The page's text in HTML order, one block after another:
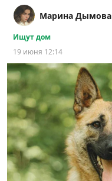
Марина Дымова
Ищут дом
19 июня 12:14